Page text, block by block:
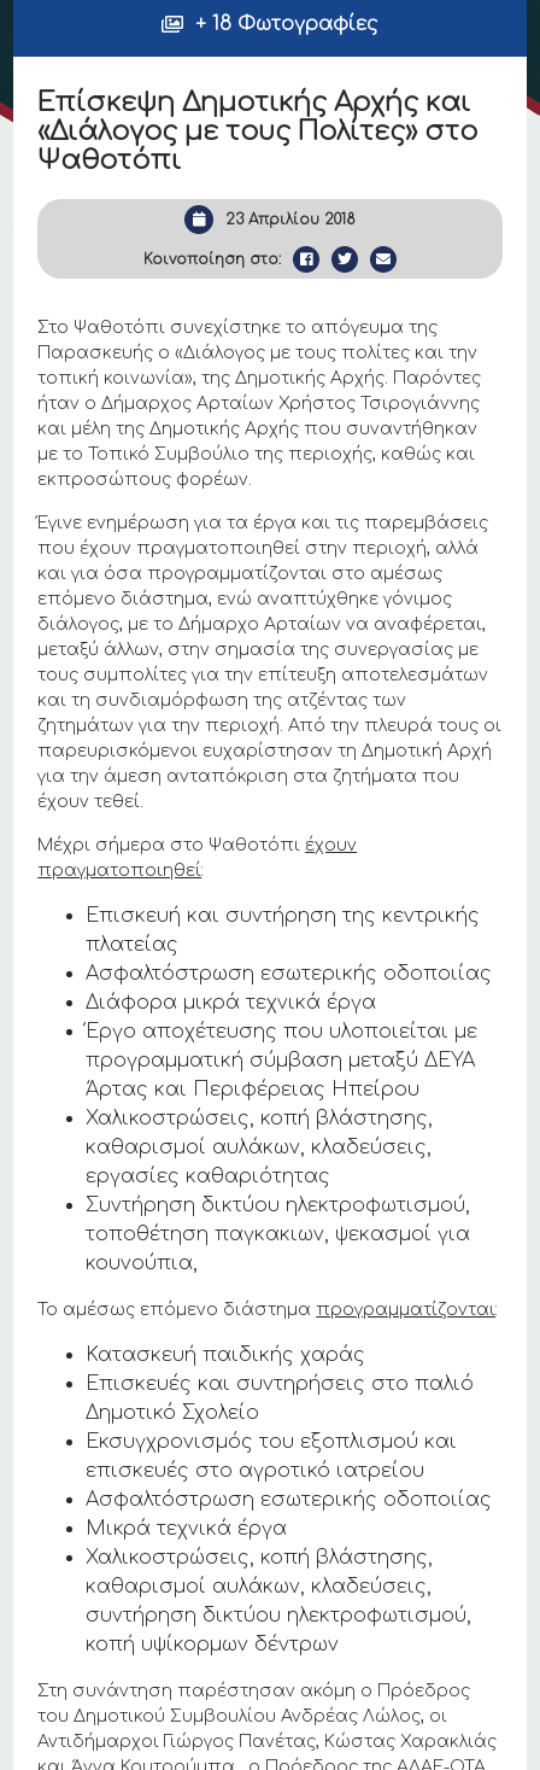
+ 18 Φωτογραφίες
Επίσκεψη Δημοτικής Αρχής και
«Διάλογος με τους Πολίτες» στο
Ψαθοτόπι
23 Απριλίου 2018
Κοινοποίηση στο:
Στο Ψαθοτόπι συνεχίστηκε το απόγευμα της
Παρασκευής ο «Διάλογος με τους πολίτες και την
τοπική κοινωνία», της Δημοτικής Αρχής. Παρόντες
ήταν ο Δήμαρχος Αρταίων Χρήστος Τσιρογιάννης
και μέλη της Δημοτικής Αρχής που συναντήθηκαν
με το Τοπικό Συμβούλιο της περιοχής, καθώς και
εκπροσώπους φορέων.
Έγινε ενημέρωση για τα έργα και τις παρεμβάσεις
που έχουν πραγματοποιηθεί στην περιοχή, αλλά
και για όσα προγραμματίζονται στο αμέσως
επόμενο διάστημα, ενώ αναπτύχθηκε γόνιμος
διάλογος, με το Δήμαρχο Αρταίων να αναφέρεται,
μεταξύ άλλων, στην σημασία της συνεργασίας με
τους συμπολίτες για την επίτευξη αποτελεσμάτων
και τη συνδιαμόρφωση της ατζέντας των
ζητημάτων για την περιοχή. Από την πλευρά τους οι
παρευρισκόμενοι ευχαρίστησαν τη Δημοτική Αρχή
για την άμεση ανταπόκριση στα ζητήματα που
έχουν τεθεί.
Μέχρι σήμερα στο Ψαθοτόπι έχουν
πραγματοποιηθεί:
Επισκευή και συντήρηση της κεντρικής
πλατείας
Ασφαλτόστρωση εσωτερικής οδοποιίας
Διάφορα μικρά τεχνικά έργα
Έργο αποχέτευσης που υλοποιείται με
προγραμματική σύμβαση μεταξύ ΔΕΥΑ
Άρτας και Περιφέρειας Ηπείρου
Χαλικοστρώσεις, κοπή βλάστησης,
καθαρισμοί αυλάκων, κλαδεύσεις,
εργασίες καθαριότητας
Συντήρηση δικτύου ηλεκτροφωτισμού,
τοποθέτηση παγκακιων, ψεκασμοί για
κουνούπια,
Το αμέσως επόμενο διάστημα προγραμματίζονται:
Κατασκευή παιδικής χαράς
Επισκευές και συντηρήσεις στο παλιό
Δημοτικό Σχολείο
Εκσυγχρονισμός του εξοπλισμού και
επισκευές στο αγροτικό ιατρείου
Ασφαλτόστρωση εσωτερικής οδοποιίας
Μικρά τεχνικά έργα
Χαλικοστρώσεις, κοπή βλάστησης,
καθαρισμοί αυλάκων, κλαδεύσεις,
συντήρηση δικτύου ηλεκτροφωτισμού,
κοπή υψίκορμων δέντρων
Στη συνάντηση παρέστησαν ακόμη ο Πρόεδρος
του Δημοτικού Συμβουλίου Ανδρέας Λώλος, οι
Αντιδήμαρχοι Γιώργος Πανέτας, Κώστας Χαρακλιάς